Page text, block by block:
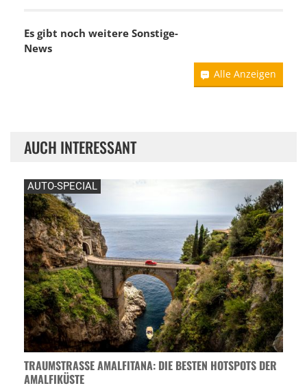
Es gibt noch weitere Sonstige-
News
Alle Anzeigen
AUCH INTERESSANT
AUTO-SPECIAL
TRAUMSTRASSE AMALFITANA: DIE BESTEN HOTSPOTS DER A
MALFIKÜSTE